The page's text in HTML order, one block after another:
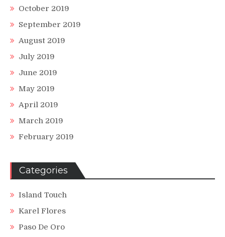
October 2019
September 2019
August 2019
July 2019
June 2019
May 2019
April 2019
March 2019
February 2019
Categories
Island Touch
Karel Flores
Paso De Oro